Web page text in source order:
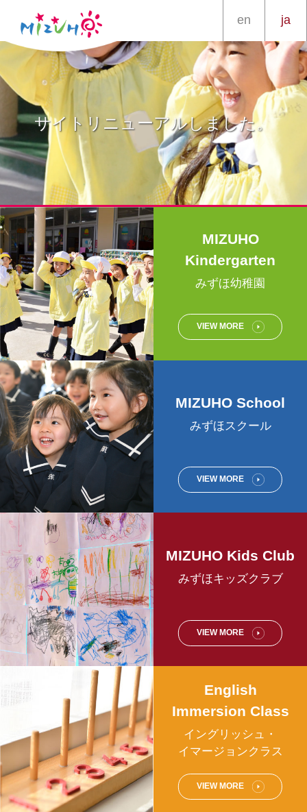
en ja
サイトリニューアルしました。
MIZUHO
Kindergarten
みずほ幼稚園
VIEW MORE
MIZUHO School
みずほスクール
VIEW MORE
MIZUHO Kids Club
みずほキッズクラブ
VIEW MORE
English
Immersion Class
イングリッシュ・
イマージョンクラス
VIEW MORE